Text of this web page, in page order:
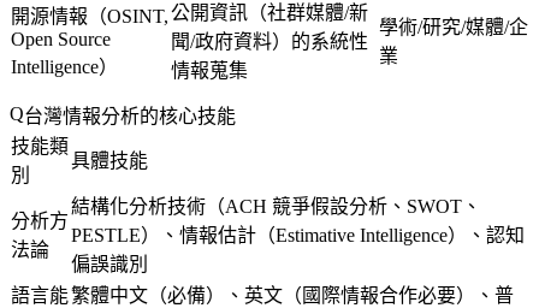
開源情報（OSINT,
Open Source
Intelligence）
公開資訊（社群媒體/新
聞/政府資料）的系統性
情報蒐集
學術/研究/媒體/企
業
台灣情報分析的核心技能
技能類
別
具體技能
分析方
法論
結構化分析技術（ACH 競爭假設分析、SWOT、
PESTLE）、情報估計（Estimative Intelligence）、認知
偏誤識別
語言能繁體中文（必備）、英文（國際情報合作必要）、普